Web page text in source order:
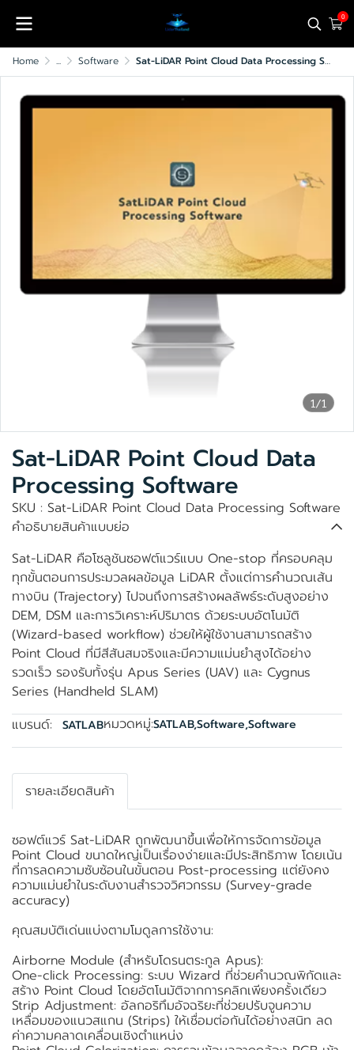
0
Home ... Software Sat-LiDAR Point Cloud Data Processing Software
1/1
Sat-LiDAR Point Cloud Data
Processing Software
SKU : Sat-LiDAR Point Cloud Data Processing Software
คำอธิบายสินค้าแบบย่อ
Sat-LiDAR คือโซลูชันซอฟต์แวร์แบบ One-stop ที่ครอบคลุม
ทุกขั้นตอนการประมวลผลข้อมูล LiDAR ตั้งแต่การคำนวณเส้น
ทางบิน (Trajectory) ไปจนถึงการสร้างผลลัพธ์ระดับสูงอย่าง
DEM, DSM และการวิเคราะห์ปริมาตร ด้วยระบบอัตโนมัติ
(Wizard-based workflow) ช่วยให้ผู้ใช้งานสามารถสร้าง
Point Cloud ที่มีสีสันสมจริงและมีความแม่นยำสูงได้อย่าง
รวดเร็ว รองรับทั้งรุ่น Apus Series (UAV) และ Cygnus
Series (Handheld SLAM)
แบรนด์:
SATLABหมวดหมู่:SATLAB,Software,Software
รายละเอียดสินค้า
ซอฟต์แวร์ Sat-LiDAR ถูกพัฒนาขึ้นเพื่อให้การจัดการข้อมูล
Point Cloud ขนาดใหญ่เป็นเรื่องง่ายและมีประสิทธิภาพ โดยเน้น
ที่การลดความซับซ้อนในขั้นตอน Post-processing แต่ยังคง
ความแม่นยำในระดับงานสำรวจวิศวกรรม (Survey-grade
accuracy)
คุณสมบัติเด่นแบ่งตามโมดูลการใช้งาน:
Airborne Module (สำหรับโดรนตระกูล Apus):
One-click Processing: ระบบ Wizard ที่ช่วยคำนวณพิกัดและ
สร้าง Point Cloud โดยอัตโนมัติจากการคลิกเพียงครั้งเดียว
Strip Adjustment: อัลกอริทึมอัจฉริยะที่ช่วยปรับจูนความ
เหลื่อมของแนวสแกน (Strips) ให้เชื่อมต่อกันได้อย่างสนิท ลด
ค่าความคลาดเคลื่อนเชิงตำแหน่ง